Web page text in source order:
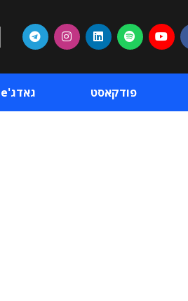
פודקאסט גאדג'Time